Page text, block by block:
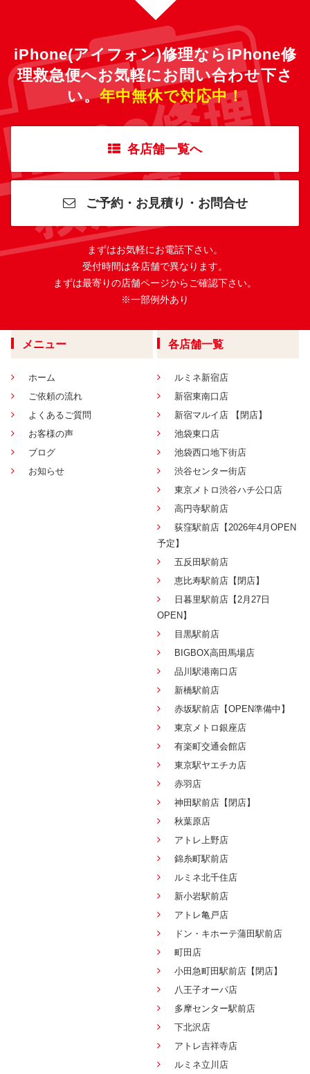
iPhone(アイフォン)修理ならiPhone修
理救急便へお気軽にお問い合わせ下さ
い。年中無休で対応中！
各店舗一覧へ
ご予約・お見積り・お問合せ
まずはお気軽にお電話下さい。
受付時間は各店舗で異なります。
まずは最寄りの店舗ページからご確認下さい。
※一部例外あり
メニュー
ホーム
ご依頼の流れ
よくあるご質問
お客様の声
ブログ
お知らせ
各店舗一覧
ルミネ新宿店
新宿東南口店
新宿マルイ店 【閉店】
池袋東口店
池袋西口地下街店
渋谷センター街店
東京メトロ渋谷ハチ公口店
高円寺駅前店
荻窪駅前店【2026年4月OPEN
予定】
五反田駅前店
恵比寿駅前店【閉店】
日暮里駅前店【2月27日
OPEN】
目黒駅前店
BIGBOX高田馬場店
品川駅港南口店
新橋駅前店
赤坂駅前店【OPEN準備中】
東京メトロ銀座店
有楽町交通会館店
東京駅ヤエチカ店
赤羽店
神田駅前店【閉店】
秋葉原店
アトレ上野店
錦糸町駅前店
ルミネ北千住店
新小岩駅前店
アトレ亀戸店
ドン・キホーテ蒲田駅前店
町田店
小田急町田駅前店【閉店】
八王子オーパ店
多摩センター駅前店
下北沢店
アトレ吉祥寺店
ルミネ立川店